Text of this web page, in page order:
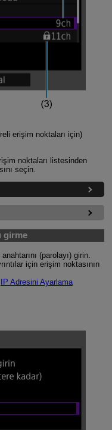
erişim noktaları için)
noktaları listesinden
seçin.
girme
(parolayı) girin.
için erişim noktasının
IP Adresini Ayarlama